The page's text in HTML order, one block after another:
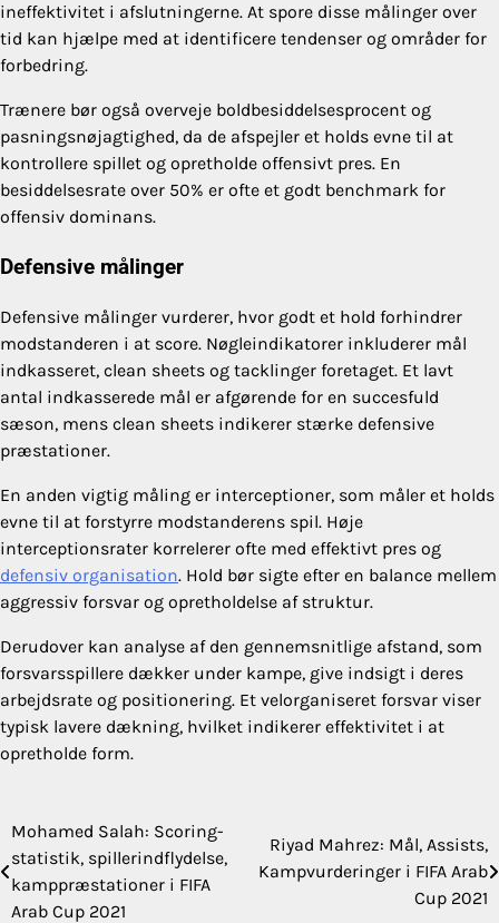
ineffektivitet i afslutningerne. At spore disse målinger over
tid kan hjælpe med at identificere tendenser og områder for
forbedring.
Trænere bør også overveje boldbesiddelsesprocent og
pasningsnøjagtighed, da de afspejler et holds evne til at
kontrollere spillet og opretholde offensivt pres. En
besiddelsesrate over 50% er ofte et godt benchmark for
offensiv dominans.
Defensive målinger
Defensive målinger vurderer, hvor godt et hold forhindrer
modstanderen i at score. Nøgleindikatorer inkluderer mål
indkasseret, clean sheets og tacklinger foretaget. Et lavt
antal indkasserede mål er afgørende for en succesfuld
sæson, mens clean sheets indikerer stærke defensive
præstationer.
En anden vigtig måling er interceptioner, som måler et holds
evne til at forstyrre modstanderens spil. Høje
interceptionsrater korrelerer ofte med effektivt pres og
defensiv organisation. Hold bør sigte efter en balance mellem
aggressiv forsvar og opretholdelse af struktur.
Derudover kan analyse af den gennemsnitlige afstand, som
forsvarsspillere dækker under kampe, give indsigt i deres
arbejdsrate og positionering. Et velorganiseret forsvar viser
typisk lavere dækning, hvilket indikerer effektivitet i at
opretholde form.
Post
navigation
Mohamed Salah: Scoring-
statistik, spillerindflydelse,
kamppræstationer i FIFA
Arab Cup 2021
Riyad Mahrez: Mål, Assists,
Kampvurderinger i FIFA Arab
Cup 2021